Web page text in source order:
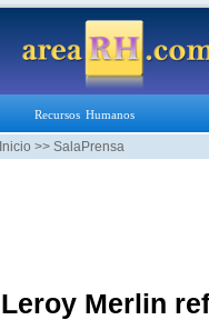
Recursos Humanos
Inicio >> SalaPrensa
Leroy Merlin